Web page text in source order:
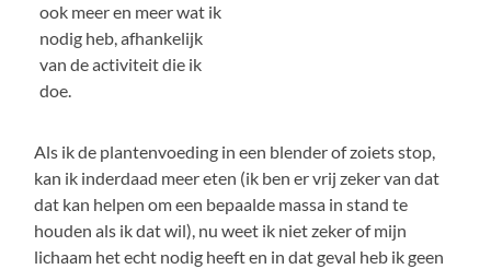
ook meer en meer wat ik
nodig heb, afhankelijk
van de activiteit die ik
doe.
Als ik de plantenvoeding in een blender of zoiets stop,
kan ik inderdaad meer eten (ik ben er vrij zeker van dat
dat kan helpen om een bepaalde massa in stand te
houden als ik dat wil), nu weet ik niet zeker of mijn
lichaam het echt nodig heeft en in dat geval heb ik geen